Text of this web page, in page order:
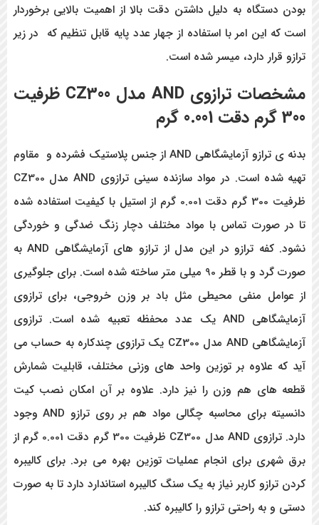
بودن دستگاه به دلیل داشتن دقت بالا از اهمیت بالایی برخوردار
است که این امر با استفاده از جهار عدد پایه قابل تنظیم که در زیر
ترازو قرار دارد، میسر شده است.
مشخصات ترازوی AND مدل CZ300 ظرفیت
300 گرم دقت 0.001 گرم
بدنه ی ترازو آزمایشگاهی AND
از جنس پلاستیک فشرده و مقاوم
تهیه شده است. در مواد سازنده سینی ترازوی ANDمدل CZ300
ظرفیت 300 گرم دقت 0.001 گرم از استیل با کیفیت استفاده شده
تا در صورت تماس با مواد مختلف دچار زنگ ضدگی و خوردگی
نشود. کفه ترازو در این مدل از ترازو های آزمایشگاهی ANDبه
صورت گرد و با قطر 90 میلی متر ساخته شده است. برای جلوگیری
از عوامل منفی محیطی مثل باد بر وزن خروجی، برای ترازوی
آزمایشگاهی ANDیک عدد محفظه تعبیه شده است. ترازوی
آزمایشگاهی AND مدل CZ300 یک ترازوی چندکاره به حساب می
آید که علاوه بر توزین واحد های وزنی مختلف، قابلیت شمارش
قطعه های هم وزن را نیز دارد. علاوه بر آن امکان نصب کیت
دانسیته برای محاسبه چگالی مواد هم بر روی ترازو ANDوجود
دارد. ترازوی AND مدل CZ300
ظرفیت 300 گرم دقت 0.001 گرم از
برق شهری برای انجام عملیات توزین بهره می برد. برای کالیبره
کردن ترازو کاربر نیاز به یک سنگ کالیبره استاندارد دارد تا به صورت
دستی و به راحتی ترازو را کالیبره کند.